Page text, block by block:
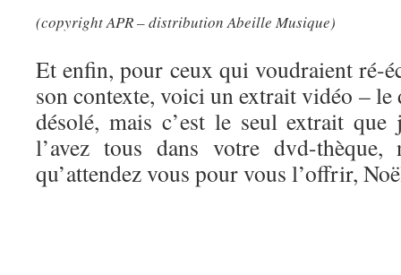
(copyright APR – distribution Abeille Musique)
Et enfin, pour ceux qui voudraient ré-
son contexte, voici un extrait vidéo – le
désolé, mais c’est le seul extrait
l’avez tous dans votre dvd-thèque,
qu’attendez vous pour vous l’offrir,